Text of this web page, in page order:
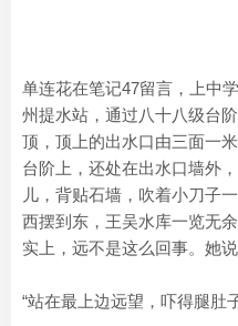
单连花在笔记47留言，上中
州提水站，通过八十八级台
顶，顶上的出水口由三面一
台阶上，还处在出水口墙外
儿，背贴石墙，吹着小刀子
西摆到东，王吴水库一览无
实上，远不是这么回事。她说
“站在最上边远望，吓得腿肚